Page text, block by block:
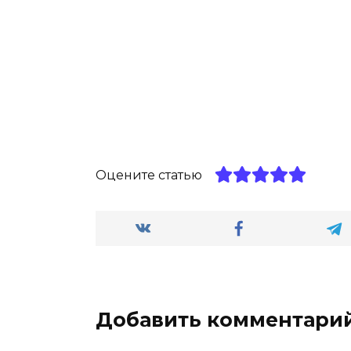
Оцените статью
Добавить